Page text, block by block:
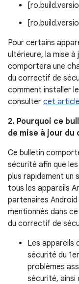
Pour certains
ultérieure, la mise
comportera une
du correctif de
comment installer
consulter cet article
2. Pourquoi ce
de mise à jour
Ce bulletin
sécurité afin que
plus rapidement un
tous les appareils
partenaires
mentionnés dans
du correctif de
Les appareils
sécurité du
problèmes
sécurité,